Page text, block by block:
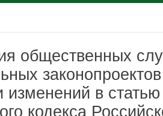
общественных
изменений в
кодекса